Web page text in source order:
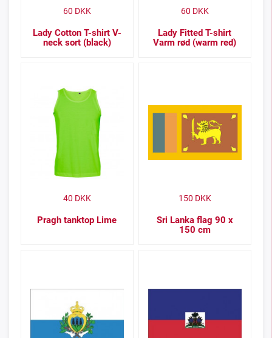
Lady Cotton T-shirt V-
neck sort (black)
60 DKK
Lady Fitted T-shirt
Varm rød (warm red)
60 DKK
Pragh tanktop Lime
40 DKK
Sri Lanka flag 90 x
150 cm
150 DKK